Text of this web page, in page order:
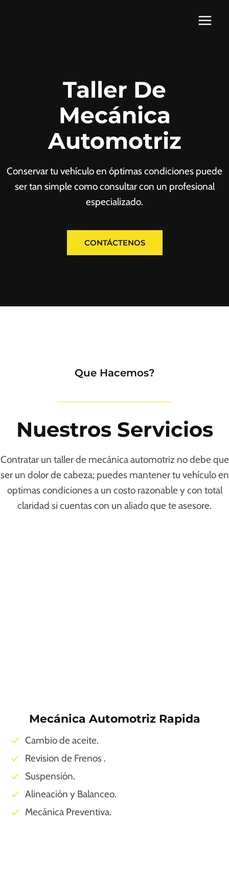
Taller De
Mecánica
Automotriz
Conservar tu vehículo en óptimas condiciones puede
ser tan simple como consultar con un profesional
especializado.
CONTÁCTENOS
Que Hacemos?
Nuestros Servicios
Contratar un taller de mecánica automotriz no debe que
ser un dolor de cabeza; puedes mantener tu vehículo en
optimas condiciones a un costo razonable y con total
claridad si cuentas con un aliado que te asesore.
Mecánica Automotriz Rapida
Cambio de aceite.
Revision de Frenos .
Suspensión.
Alineación y Balanceo.
Mecánica Preventiva.